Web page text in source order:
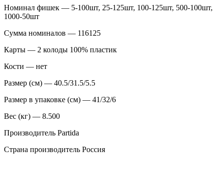
Номинал фишек — 5-100шт, 25-125шт, 100-125шт, 500-100шт,
1000-50шт
Сумма номиналов — 116125
Карты — 2 колоды 100% пластик
Кости — нет
Размер (см) — 40.5/31.5/5.5
Размер в упаковке (см) — 41/32/6
Вес (кг) — 8.500
Производитель Partida
Страна производитель Россия